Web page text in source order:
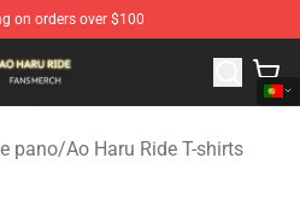
on orders over $100
Ao Haru Ride Merchandise
pano/Ao Haru Ride T-shirts